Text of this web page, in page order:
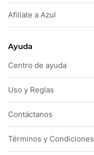
Afiliate a Azul
Ayuda
Centro de ayuda
Uso y Reglas
Contáctanos
Términos y Condiciones